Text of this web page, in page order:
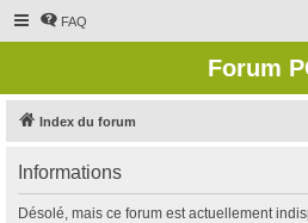
FAQ
Forum
Index du forum
Informations
Désolé, mais ce forum est actuellement